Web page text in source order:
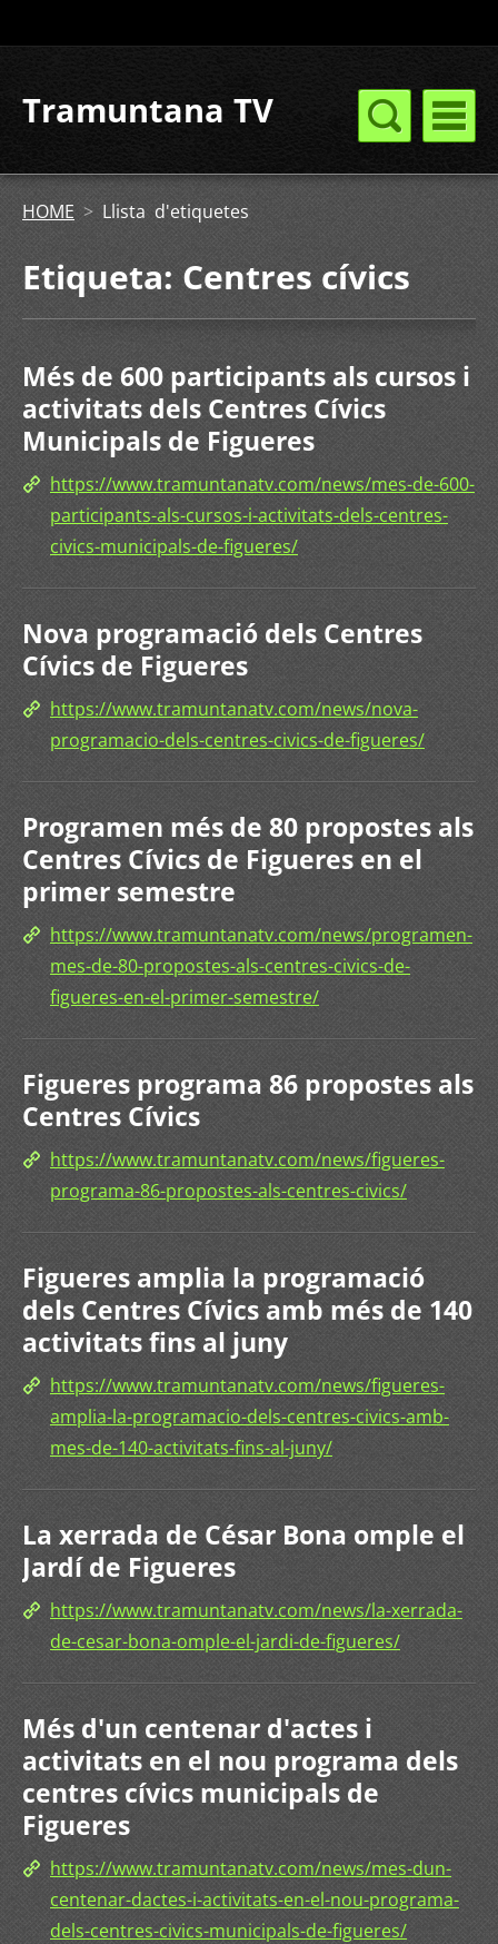
Tramuntana TV
HOME > Llista d'etiquetes
Etiqueta: Centres cívics
Més de 600 participants als cursos i
activitats dels Centres Cívics
Municipals de Figueres
https://www.tramuntanatv.com/news/mes-de-600-
participants-als-cursos-i-activitats-dels-centres-
civics-municipals-de-figueres/
Nova programació dels Centres
Cívics de Figueres
https://www.tramuntanatv.com/news/nova-
programacio-dels-centres-civics-de-figueres/
Programen més de 80 propostes als
Centres Cívics de Figueres en el
primer semestre
https://www.tramuntanatv.com/news/programen-
mes-de-80-propostes-als-centres-civics-de-
figueres-en-el-primer-semestre/
Figueres programa 86 propostes als
Centres Cívics
https://www.tramuntanatv.com/news/figueres-
programa-86-propostes-als-centres-civics/
Figueres amplia la programació
dels Centres Cívics amb més de 140
activitats fins al juny
https://www.tramuntanatv.com/news/figueres-
amplia-la-programacio-dels-centres-civics-amb-
mes-de-140-activitats-fins-al-juny/
La xerrada de César Bona omple el
Jardí de Figueres
https://www.tramuntanatv.com/news/la-xerrada-
de-cesar-bona-omple-el-jardi-de-figueres/
Més d'un centenar d'actes i
activitats en el nou programa dels
centres cívics municipals de
Figueres
https://www.tramuntanatv.com/news/mes-dun-
centenar-dactes-i-activitats-en-el-nou-programa-
dels-centres-civics-municipals-de-figueres/